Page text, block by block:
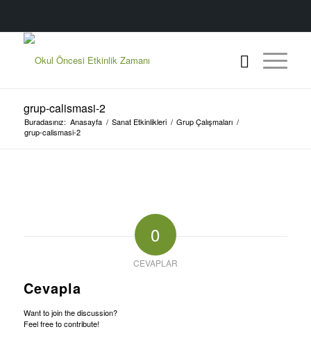
grup-calismasi-2
Buradasınız: Anasayfa / Sanat Etkinlikleri / Grup Çalışmaları /
grup-calismasi-2
0
CEVAPLAR
Cevapla
Want to join the discussion?
Feel free to contribute!